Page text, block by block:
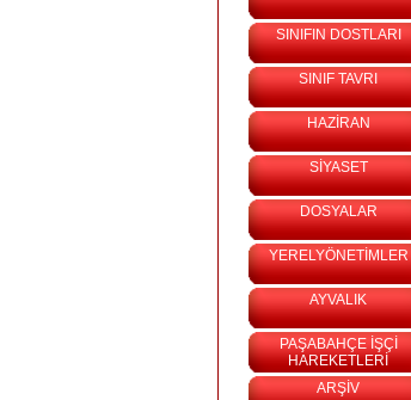
SINIFIN DOSTLARI
SINIF TAVRI
HAZİRAN
SİYASET
DOSYALAR
YERELYÖNETİMLER
AYVALIK
PAŞABAHÇE İŞÇİ
HAREKETLERİ
ARŞİV